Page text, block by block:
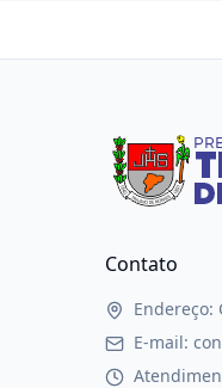
Contato
Endereço:
E-mail: